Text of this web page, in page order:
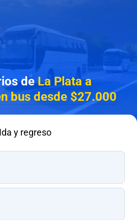
deLa Plata a
bus desde $27.000
Ida y regreso